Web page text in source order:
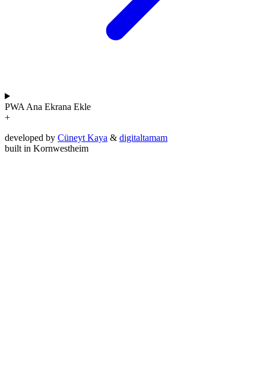
PWA Ana Ekrana Ekle
+
developed by Cüneyt Kaya & digitaltamam
built in Kornwestheim